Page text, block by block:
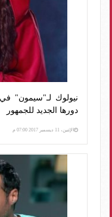
نيولوك لـ"سيمون" في
دورها الجديد للجمهور
الإثنين، 11 ديسمبر 2017 07:00 م